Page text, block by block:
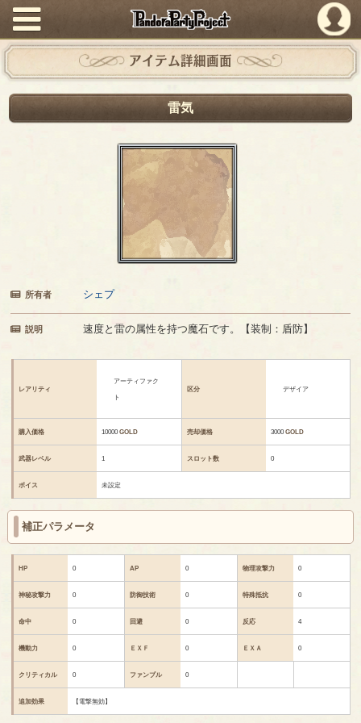
PandoraPartyProject
アイテム詳細画面
雷気
所有者 シェプ
説明 速度と雷の属性を持つ魔石です。【装制：盾防】
レアリティ
アーティファク
ト
区分 デザイア
購入価格 10000GOLD 売却価格 3000GOLD
武器レベル 1 スロット数 0
ボイス 未設定
補正パラメータ
HP 0 AP 0 物理攻撃力 0
神秘攻撃力 0 防御技術 0 特殊抵抗 0
命中 0 回避 0 反応 4
機動力 0 ＥＸＦ 0 ＥＸＡ 0
クリティカル 0 ファンブル 0
追加効果 【電撃無効】